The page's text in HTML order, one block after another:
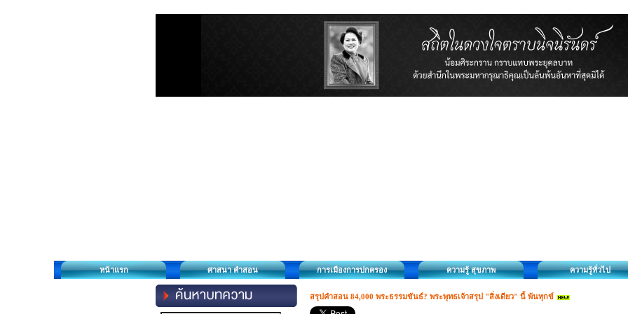
หน้าแรก ศาสนา คำสอน การเมืองการปกครอง ความรู้ สุขภาพ ความรู้ทั่วไป
สรุปคำสอน 84,000 พระธรรมขันธ์? พระพุทธเจ้าสรุป "สิ่งเดียว" นี้ พ้นทุกข์